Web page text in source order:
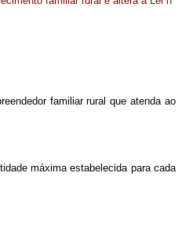
familiar rural que atenda ao
máxima estabelecida para cada